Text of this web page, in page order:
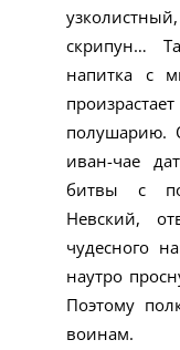
скрипун…
напитка с
полушарию.
иван-чае
битвы с
Невский,
чудесного
наутро
Поэтому
воинам.